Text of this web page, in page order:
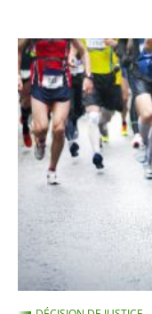
Suspension
provisoire
de
Clémence
Calvin